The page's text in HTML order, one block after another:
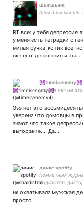
шыпшына
пшы пшы шы шы
RT все: у тебя депрессия
у меня есть тетрадки с
милая ручка-котик все: но
все еще депрессия и ты…
☮️timeisenemy☮️
у меня нет на
Эээ нет это
уверена что домовцы в
знают что такое
выгорание.... Да…
денис spotify
Комнатный
подкастер,
не охватывала мужская
просто